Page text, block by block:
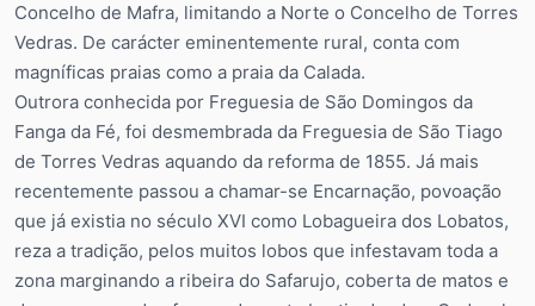
Concelho de Mafra, limitando a Norte o Concelho de Torres
Vedras. De carácter eminentemente rural, conta com
magníficas praias como a praia da Calada.
Outrora conhecida por Freguesia de São Domingos da
Fanga da Fé, foi desmembrada da Freguesia de São Tiago
de Torres Vedras aquando da reforma de 1855. Já mais
recentemente passou a chamar-se Encarnação, povoação
que já existia no século XVI como Lobagueira dos Lobatos,
reza a tradição, pelos muitos lobos que infestavam toda a
zona marginando a ribeira do Safarujo, coberta de matos e